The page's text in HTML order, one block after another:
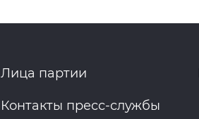
Лица партии
Контакты пресс-службы